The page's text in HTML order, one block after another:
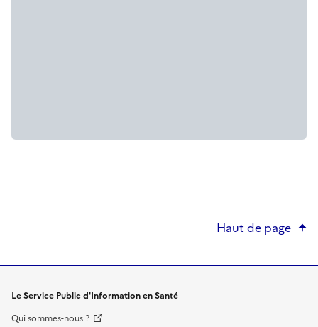
Haut de page
Le Service Public d'Information en Santé
Qui sommes-nous ?